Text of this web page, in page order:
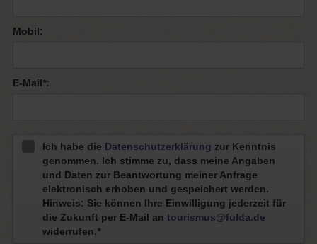
Mobil:
E-Mail*:
Ich habe die Datenschutzerklärung zur Kenntnis
genommen. Ich stimme zu, dass meine Angaben
und Daten zur Beantwortung meiner Anfrage
elektronisch erhoben und gespeichert werden.
Hinweis: Sie können Ihre Einwilligung jederzeit für
die Zukunft per E-Mail an tourismus@fulda.de
widerrufen.*